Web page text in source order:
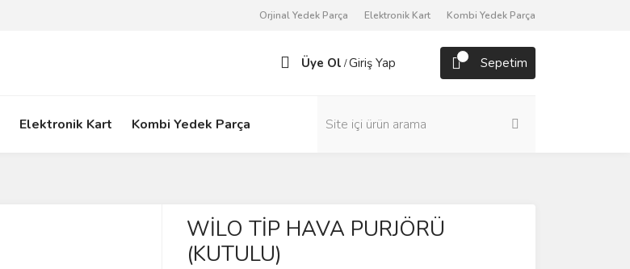
Orjinal Yedek Parça Elektronik Kart Kombi Yedek Parça
Üye Ol /Giriş Yap Sepetim
Elektronik Kart Kombi Yedek Parça
WİLO TİP HAVA PURJÖRÜ
(KUTULU)